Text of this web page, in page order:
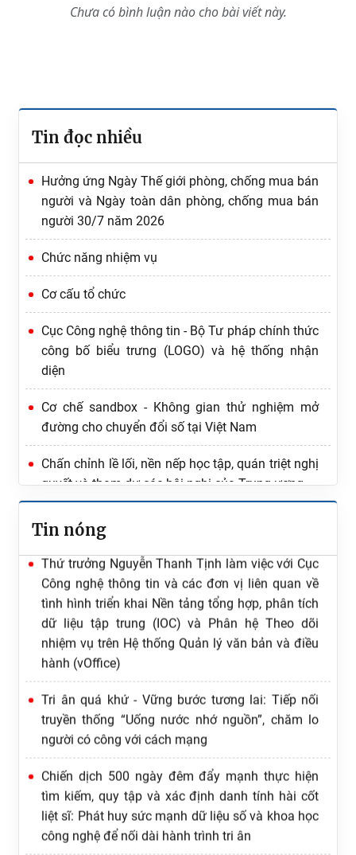
Chưa có bình luận nào cho bài viết này.
Tin đọc nhiều
Hưởng ứng Ngày Thế giới phòng, chống mua bán
người và Ngày toàn dân phòng, chống mua bán
người 30/7 năm 2026
Chức năng nhiệm vụ
Cơ cấu tổ chức
Cục Công nghệ thông tin - Bộ Tư pháp chính thức
công bố biểu trưng (LOGO) và hệ thống nhận
diện
Cơ chế sandbox - Không gian thử nghiệm mở
đường cho chuyển đổi số tại Việt Nam
Chấn chỉnh lề lối, nền nếp học tập, quán triệt nghị
quyết và tham dự các hội nghị của Trung ương
Tin nóng
Ứng dụng AI phục vụ việc xây dựng và tổ chức thi
hành pháp luật
Tăng cường quán triệt, thực hiện nghiêm Quy
định số 207-QĐ/TW về 19 điều đảng viên không
được làm
Cục Công nghệ thông tin thăm hỏi, tặng quà cán
bộ là thân nhân thương binh nhân kỷ niệm 79
năm Ngày Thương binh - Liệt sĩ (27/7/1947 -
27/7/2026)
Thứ trưởng Nguyễn Thanh Tịnh làm việc với Cục
Công nghệ thông tin và các đơn vị liên quan về
tình hình triển khai Nền tảng tổng hợp, phân tích
dữ liệu tập trung (IOC) và Phân hệ Theo dõi
nhiệm vụ trên Hệ thống Quản lý văn bản và điều
hành (vOffice)
Tri ân quá khứ - Vững bước tương lai: Tiếp nối
truyền thống “Uống nước nhớ nguồn”, chăm lo
người có công với cách mạng
Chiến dịch 500 ngày đêm đẩy mạnh thực hiện
tìm kiếm, quy tập và xác định danh tính hài cốt
liệt sĩ: Phát huy sức mạnh dữ liệu số và khoa học
công nghệ để nối dài hành trình tri ân
Hoàn thiện nền tảng dữ liệu pháp luật phục vụ
chuyển đổi số quốc gia